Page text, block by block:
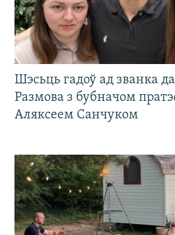
Шэсьць гадоў ад званка
Размова з бубначом
Аляксеем Санчуком